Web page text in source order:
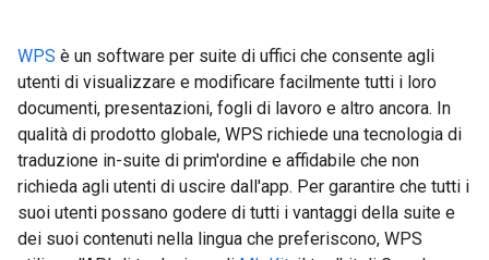
WPS è un software per suite di uffici che consente agli
utenti di visualizzare e modificare facilmente tutti i loro
documenti, presentazioni, fogli di lavoro e altro ancora. In
qualità di prodotto globale, WPS richiede una tecnologia di
traduzione in-suite di prim'ordine e affidabile che non
richieda agli utenti di uscire dall'app. Per garantire che tutti i
suoi utenti possano godere di tutti i vantaggi della suite e
dei suoi contenuti nella lingua che preferiscono, WPS